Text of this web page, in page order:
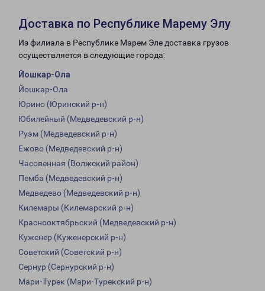
Доставка по Республике Марему Элу
Из филиала в Республике Марем Эле доставка грузов
осуществляется в следующие города:
Йошкар-Ола
Йошкар-Ола
Юрино (Юринский р-н)
Юбилейный (Медведевский р-н)
Руэм (Медведевский р-н)
Ежово (Медведевский р-н)
Часовенная (Волжский район)
Пемба (Медведевский р-н)
Медведево (Медведевский р-н)
Килемары (Килемарский р-н)
Краснооктябрьский (Медведевский р-н)
Куженер (Куженерский р-н)
Советский (Советский р-н)
Сернур (Сернурский р-н)
Мари-Турек (Мари-Турекский р-н)